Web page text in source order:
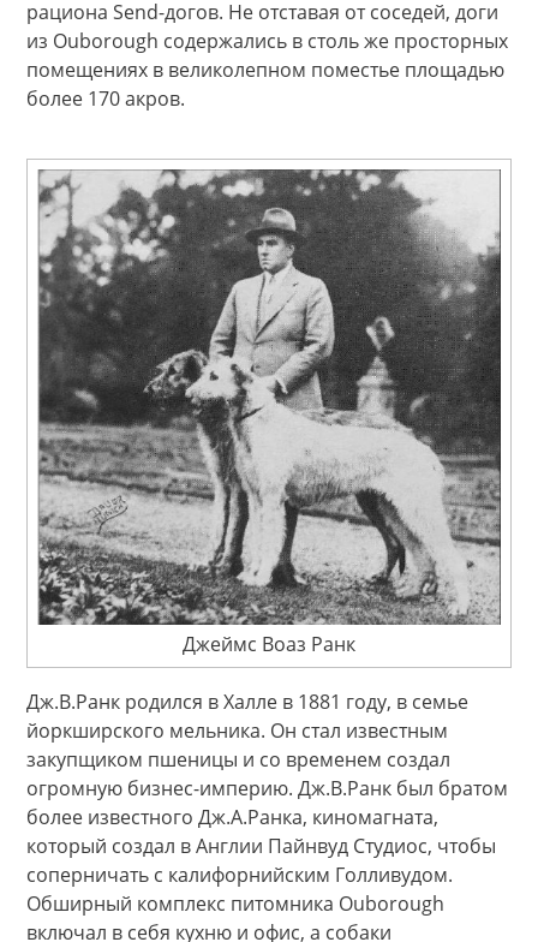
рациона Send-догов. Не отставая от соседей, доги
из Ouborough содержались в столь же просторных
помещениях в великолепном поместье площадью
более 170 акров.
Джеймс Воаз Ранк
Дж.В.Ранк родился в Халле в 1881 году, в семье
йоркширского мельника. Он стал известным
закупщиком пшеницы и со временем создал
огромную бизнес-империю. Дж.В.Ранк был братом
более известного Дж.А.Ранка, киномагната,
который создал в Англии Пайнвуд Студиос, чтобы
соперничать с калифорнийским Голливудом.
Обширный комплекс питомника Ouborough
включал в себя кухню и офис, а собаки